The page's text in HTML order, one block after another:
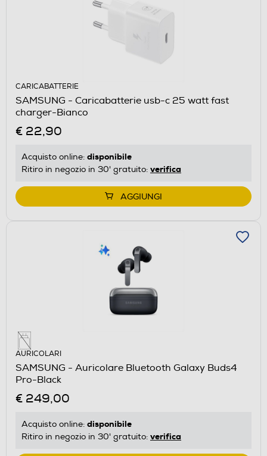
CARICABATTERIE
SAMSUNG - Caricabatterie usb-c 25 watt fast
charger-Bianco
€ 22,90
Acquisto online: disponibile
Ritiro in negozio in 30' gratuito: verifica
AGGIUNGI
AURICOLARI
SAMSUNG - Auricolare Bluetooth Galaxy Buds4
Pro-Black
€ 249,00
Acquisto online: disponibile
Ritiro in negozio in 30' gratuito: verifica